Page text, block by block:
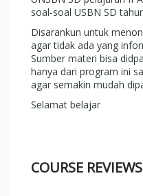
soal-soal USBN SD
Disarankun untuk
agar tidak ada yang
Sumber materi bisa
hanya dari program ini
agar semakin mudah
Selamat belajar
COURSE REVIEWS